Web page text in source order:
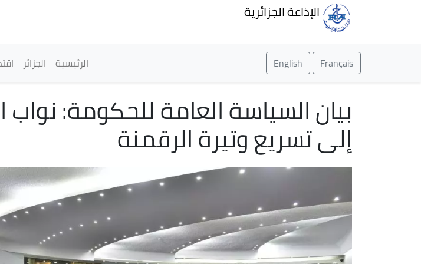
الإذاعة الجزائرية
Français
English القائمة
الرئيسية الجزائر
بيان السياسة العامة للحكومة:
إلى تسريع وتيرة الرقمنة